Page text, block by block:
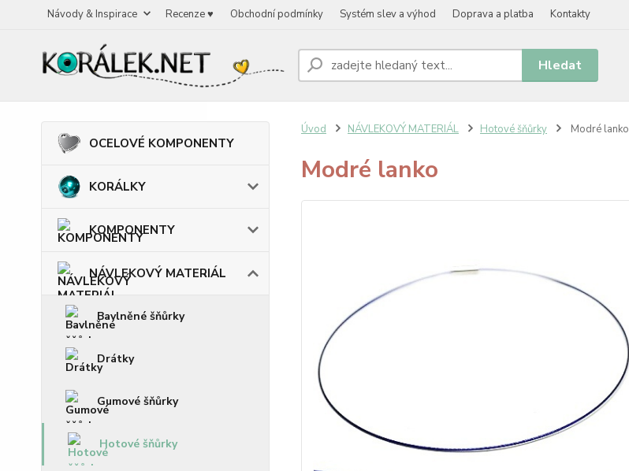
Návody & Inspirace Recenze ♥ Obchodní podmínky Systém slev a výhod Doprava a platba Kontakty
Hledat
OCELOVÉ KOMPONENTY
KORÁLKY
KOMPONENTY
NÁVLEKOVÝ MATERIÁL
Bavlněné šňůrky
Drátky
Gumové šňůrky
Hotové šňůrky
Úvod NÁVLEKOVÝ MATERIÁL Hotové šňůrky Modré lanko
Modré lanko